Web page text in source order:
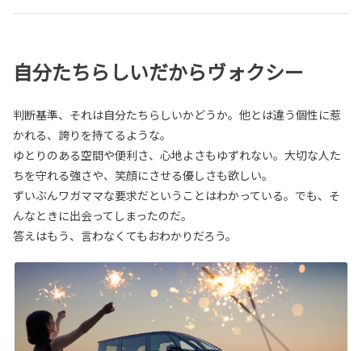
自分たちらしいだからヴォクシー
判断基準、それは自分たちらしいかどうか。他とは違う個性に惹
かれる、誇りを持てるような。
ゆとりのある空間や便利さ、心地よさもゆずれない。大切な人た
ちを守れる強さや、笑顔にさせる優しさも欲しい。
ずいぶんワガママな要求だということはわかっている。でも、そ
んなときに出会ってしまったのだ。
答えはもう、言わなくてもおわかりだろう。